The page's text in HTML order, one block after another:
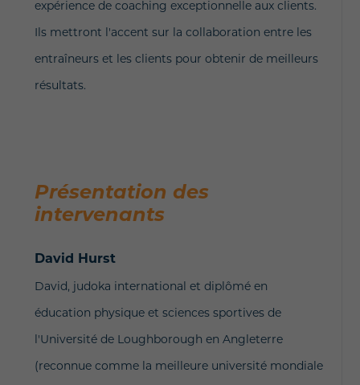
expérience de coaching exceptionnelle aux clients.
Ils mettront l'accent sur la collaboration entre les
entraîneurs et les clients pour obtenir de meilleurs
résultats.
Présentation des
intervenants
David Hurst
David, judoka international et diplômé en
éducation physique et sciences sportives de
l'Université de Loughborough en Angleterre
(reconnue comme la meilleure université mondiale